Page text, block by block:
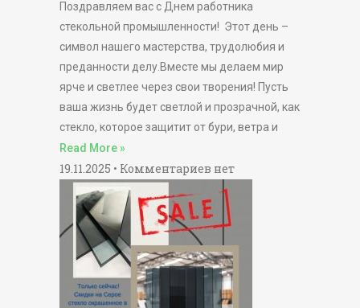
Поздравляем вас с Днем работника
стекольной промышленности! Этот день –
символ нашего мастерства, трудолюбия и
преданности делу.Вместе мы делаем мир
ярче и светлее через свои творения! Пусть
ваша жизнь будет светлой и прозрачной, как
стекло, которое защитит от бури, ветра и
Read More »
19.11.2025 Комментариев нет